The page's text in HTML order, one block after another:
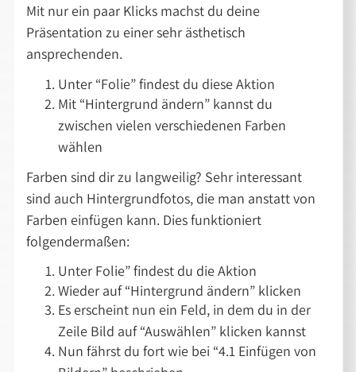
Mit nur ein paar Klicks machst du deine
Präsentation zu einer sehr ästhetisch
ansprechenden.
Unter “Folie” findest du diese Aktion
Mit “Hintergrund ändern” kannst du
zwischen vielen verschiedenen Farben
wählen
Farben sind dir zu langweilig? Sehr interessant
sind auch Hintergrundfotos, die man anstatt von
Farben einfügen kann. Dies funktioniert
folgendermaßen:
Unter Folie” findest du die Aktion
Wieder auf “Hintergrund ändern” klicken
Es erscheint nun ein Feld, in dem du in der
Zeile Bild auf “Auswählen” klicken kannst
Nun fährst du fort wie bei “4.1 Einfügen von